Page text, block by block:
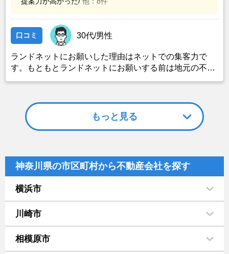
口コミ 30代/男性
ランドネットにお願いした理由はネットでの集客力で
す。もともとランドネットにお願いする前は地元の不動
動産屋では取り扱ってもらえませんでした。そこでそれ
までに取引があり、全国対応しているランドネットにお
願いしました。
もっと見る
神奈川県の市区町村から不動産会社を探す
横浜市
川崎市
相模原市